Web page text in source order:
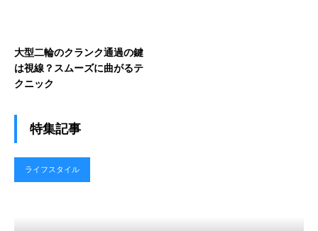
大型二輪のクランク通過の鍵
は視線？スムーズに曲がるテ
クニック
特集記事
ライフスタイル